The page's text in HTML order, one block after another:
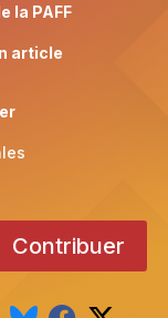
la PAFF
article
Contribuer